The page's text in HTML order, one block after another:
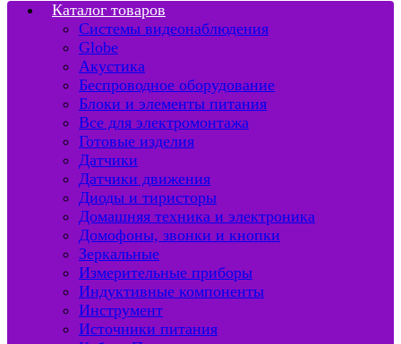
Каталог товаров
Системы видеонаблюдения
Globe
Акустика
Беспроводное оборудование
Блоки и элементы питания
Все для электромонтажа
Готовые изделия
Датчики
Датчики движения
Диоды и тиристоры
Домашняя техника и электроника
Домофоны, звонки и кнопки
Зеркальные
Измерительные приборы
Индуктивные компоненты
Инструмент
Источники питания